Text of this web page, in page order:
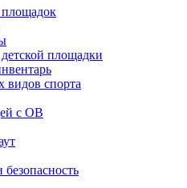
площадок
площадки
видов спорта
с ОВ